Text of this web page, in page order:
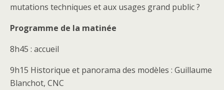
mutations techniques et aux usages grand public ?
Programme de la matinée
8h45 : accueil
9h15 Historique et panorama des modèles : Guillaume
Blanchot, CNC